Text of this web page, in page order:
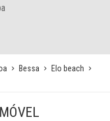
Bessa
Elo beach